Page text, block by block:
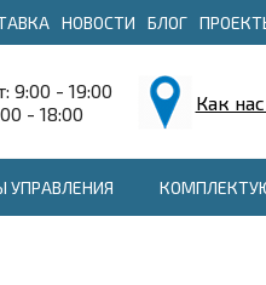
НОВОСТИ БЛОГ
9:00 - 19:00
- 18:00
Как
УПРАВЛЕНИЯ